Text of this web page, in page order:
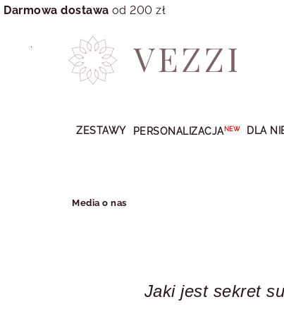
Przejdź
Darmowa dostawa od 200 zł
ZESTAWY PERSONALIZACJA NEW DLA
Media o nas
Jaki jest sekret